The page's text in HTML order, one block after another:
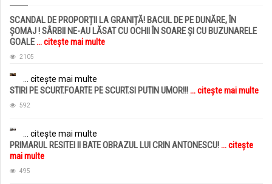
SCANDAL DE PROPORȚII LA GRANIȚĂ! BACUL DE PE DUNĂRE, ÎN
ȘOMAJ ! SÂRBII NE-AU LĂSAT CU OCHII ÎN SOARE ȘI CU BUZUNARELE
GOALE... citește mai multe
2105
... citește mai multe
STIRI PE SCURT.FOARTE PE SCURT.SI PUTIN UMOR!!!... citește mai multe
592
... citește mai multe
PRIMARUL RESITEI II BATE OBRAZUL LUI CRIN ANTONESCU!... citește
mai multe
495